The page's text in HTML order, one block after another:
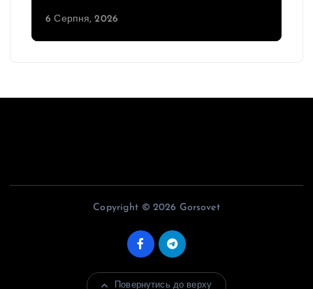
6 Серпня, 2026
Copyright © 2026 Gorsovet
Повернутись до верху